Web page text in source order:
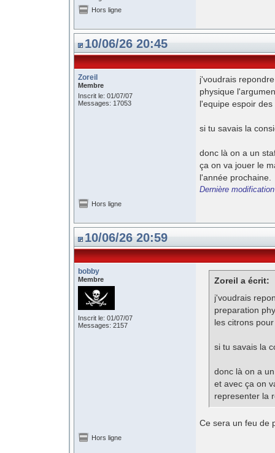
Hors ligne
10/06/26 20:45
Zoreil
Membre
Inscrit le: 01/07/07
Messages: 17053
j'voudrais
physique
l'equipe espoir
si tu savais la
donc là on a un
ça on va jouer le
l'année prochaine.
Dernière
Hors ligne
10/06/26 20:59
bobby
Membre
Inscrit le: 01/07/07
Messages: 2157
Zoreil a écrit:
j'voudrais
preparation
les citrons
si tu savais la
donc là on a
et avec ça on
representer la
Ce sera un feu de
Hors ligne